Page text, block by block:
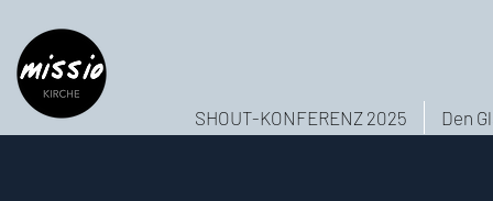
Den
SHOUT-KONFERENZ 2025